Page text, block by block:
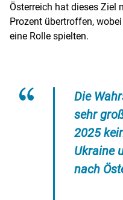
Österreich hat dieses Ziel
Prozent übertroffen,
eine Rolle spielten.
Die
sehr
2025
Ukraine
nach